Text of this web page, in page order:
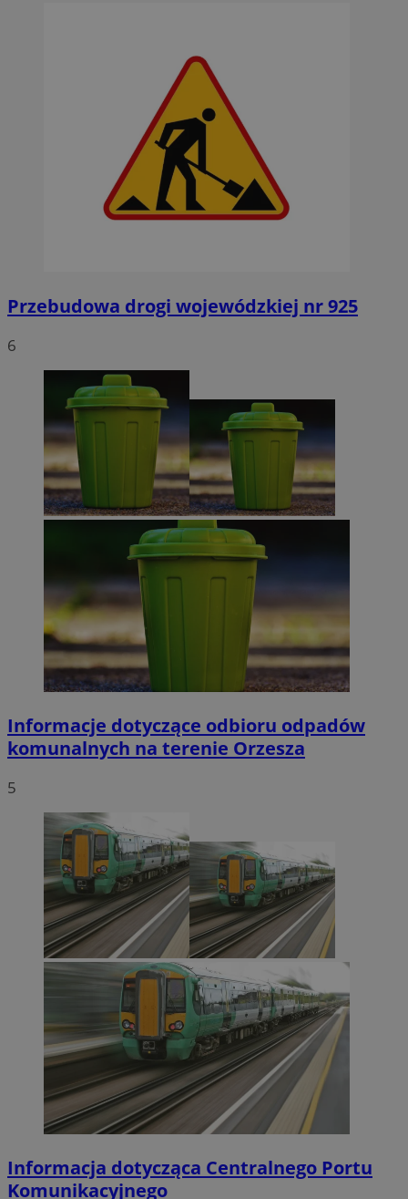
Przebudowa drogi wojewódzkiej nr 925
6
Informacje dotyczące odbioru odpadów
komunalnych na terenie Orzesza
5
Informacja dotycząca Centralnego Portu
Komunikacyjnego